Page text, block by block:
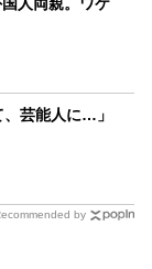
、芸能人に…」
by